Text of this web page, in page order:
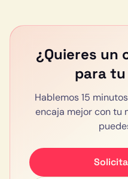
¿Quieres un
para
Hablemos 15
encaja mejor con tu